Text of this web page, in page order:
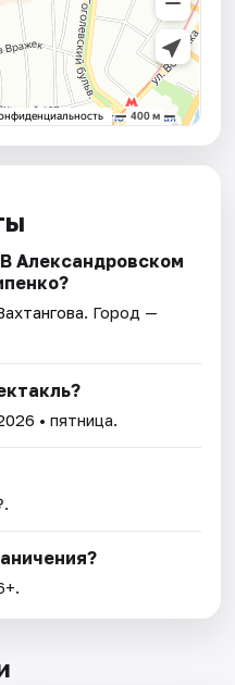
Александровском
. Город —
• пятница.